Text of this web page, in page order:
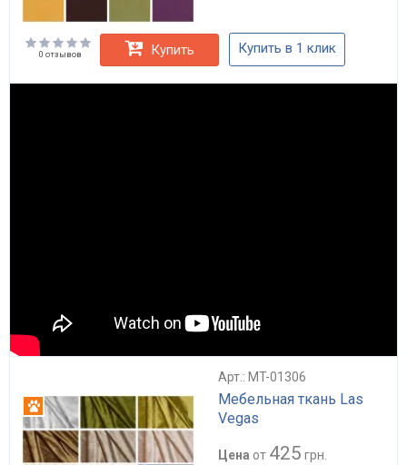
0 отзывов Купить Купить в 1 клик
Арт.: MT-01306
Мебельная ткань Las
Vegas
Антикоготь
Цена от 425 грн.